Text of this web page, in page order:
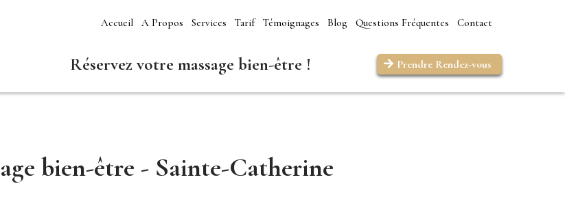
Accueil A Propos Services Tarif Témoignages Blog Questions Fréquentes Contact
Réservez votre massage bien-être ! Prendre Rendez-vous
bien-être - Sainte-Catherine